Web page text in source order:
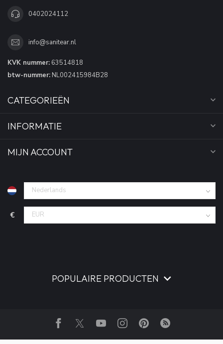
0402024112
info@sanitear.nl
KVK nummer: 63514818
btw-nummer: NL002415984B28
CATEGORIEËN
INFORMATIE
MIJN ACCOUNT
€
POPULAIRE PRODUCTEN